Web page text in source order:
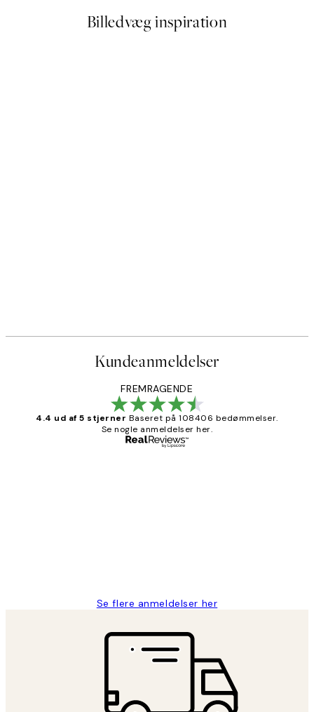
Billedvæg inspiration
Kundeanmeldelser
FREMRAGENDE
4.4 ud af 5 stjerner Baseret på 108406 bedømmelser.
Se nogle anmeldelser her.
Se flere anmeldelser her